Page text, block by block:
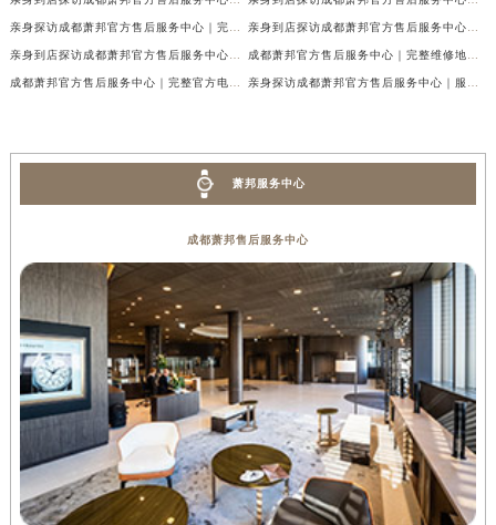
亲身探访成都萧邦官方售后服务中心｜完整网点地址及官方热线（2026年7月最新） 亲身到店探访成都萧邦官方售后服务中心｜最新地址和24小时售后电话（2026年7月最新）
亲身到店探访成都萧邦官方售后服务中心｜详细地址与售后服务电话（2026年7月最新） 成都萧邦官方售后服务中心｜完整维修地址及售后电话权威信息公示（2026年7月最新）
成都萧邦官方售后服务中心｜完整官方电话和网点地址权威信息公示（2026年7月最新） 亲身探访成都萧邦官方售后服务中心｜服务热线及全部网点地址（2026年7月最新）
萧邦服务中心
成都萧邦售后服务中心